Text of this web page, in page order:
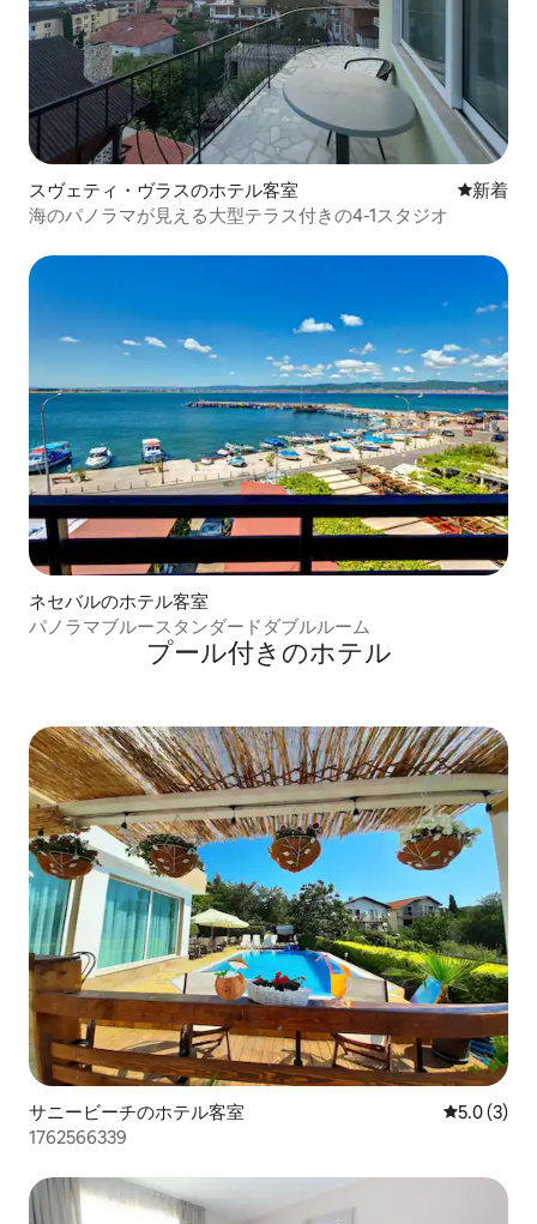
スヴェティ・ヴラスのホテル客室 新しい宿
新着
海のパノラマが見える大型テラス付きの4-1スタジオ
ネセバルのホテル客室
パノラマブルースタンダードダブルルーム
プール付きのホ⁠テ⁠ル
サニービーチのホテル客室 レビュー3
5.0 (3)
1762566339